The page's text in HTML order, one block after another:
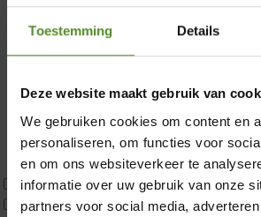
Toestemming Details
Deze website maakt gebruik van
We gebruiken cookies om content en
personaliseren, om functies voor
en om ons websiteverkeer te
informatie over uw gebruik van onze
partners voor social media,
2 personen
2 personen split
Materiaal
Koudschuim
Latex
Traagschuim
Tweepersoons 1 kern
Tweepersoons 1 kern product